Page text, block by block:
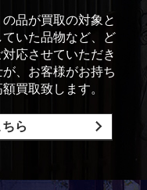
品が買取の対象と
いた品物など、ど
応させていただき
、お客様がお持ち
買取致します。
ら